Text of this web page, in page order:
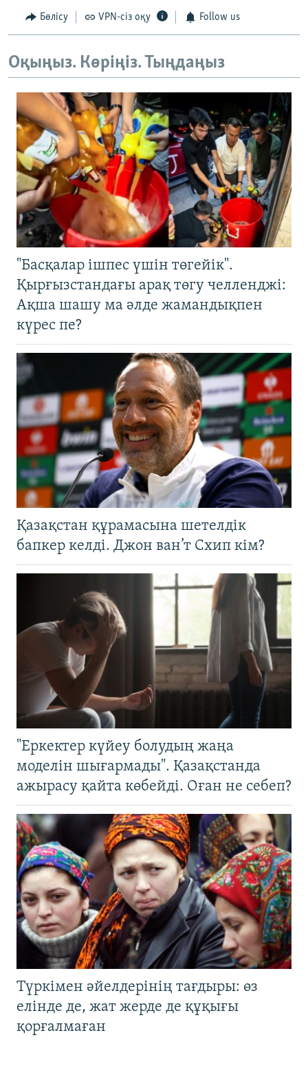
Бөлісу VPN-сіз оқу Follow us
Оқыңыз. Көріңіз. Тыңдаңыз
"Басқалар ішпес үшін төгейік".
Қырғызстандағы арақ төгу челленджі:
Ақша шашу ма әлде жамандықпен
күрес пе?
Қазақстан құрамасына шетелдік
бапкер келді. Джон ван’т Схип кім?
"Еркектер күйеу болудың жаңа
моделін шығармады". Қазақстанда
ажырасу қайта көбейді. Оған не себеп?
Түркімен әйелдерінің тағдыры: өз
елінде де, жат жерде де құқығы
қорғалмаған